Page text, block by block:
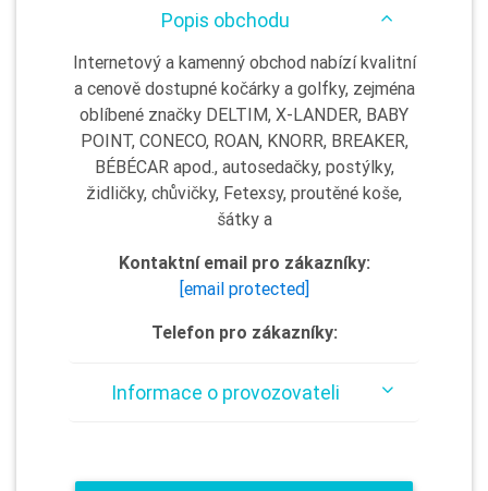
Popis obchodu
Internetový a kamenný obchod nabízí kvalitní
a cenově dostupné kočárky a golfky, zejména
oblíbené značky DELTIM, X-LANDER, BABY
POINT, CONECO, ROAN, KNORR, BREAKER,
BÉBÉCAR apod., autosedačky, postýlky,
židličky, chůvičky, Fetexsy, proutěné koše,
šátky a
Kontaktní email pro zákazníky:
[email protected]
Telefon pro zákazníky:
Informace o provozovateli